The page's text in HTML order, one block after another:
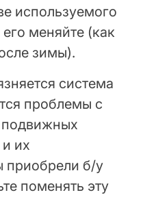
используемого
меняйте (как
зимы).
система
проблемы с
подвижных
их
приобрели б/у
поменять эту